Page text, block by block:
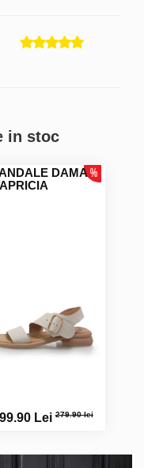
in stoc
DAMA
Lei279.90 lei